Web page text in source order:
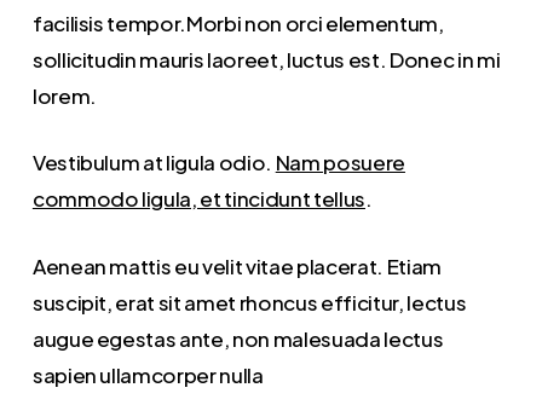
facilisis tempor.Morbi non orci elementum,
sollicitudin mauris laoreet, luctus est. Donec in mi
lorem.
Vestibulum at ligula odio. Nam posuere
commodo ligula, et tincidunt tellus.
Aenean mattis eu velit vitae placerat. Etiam
suscipit, erat sit amet rhoncus efficitur, lectus
augue egestas ante, non malesuada lectus
sapien ullamcorper nulla